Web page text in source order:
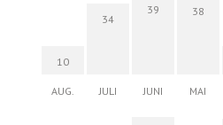
10
AUG.
34
JULI
39
JUNI
38
MAI